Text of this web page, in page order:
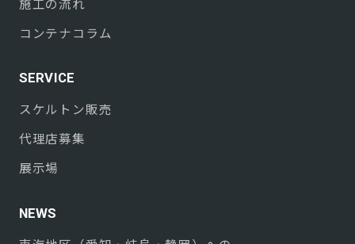
コンテナコラム
SERVICE
スケルトン販売
代理店募集
展示場
NEWS